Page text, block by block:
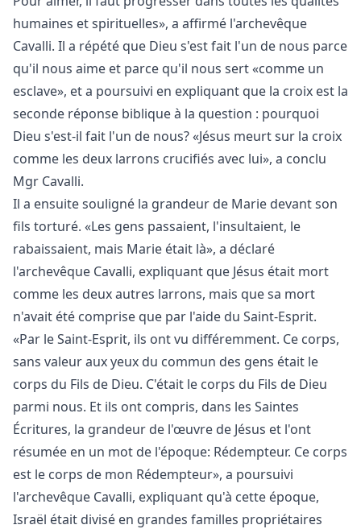
humaines et spirituelles», a affirmé l'archevêque
Cavalli. Il a répété que Dieu s'est fait l'un de nous parce
qu'il nous aime et parce qu'il nous sert «comme un
esclave», et a poursuivi en expliquant que la croix est la
seconde réponse biblique à la question : pourquoi
Dieu s'est-il fait l'un de nous? «Jésus meurt sur la croix
comme les deux larrons crucifiés avec lui», a conclu
Mgr Cavalli.
Il a ensuite souligné la grandeur de Marie devant son
fils torturé. «Les gens passaient, l'insultaient, le
rabaissaient, mais Marie était là», a déclaré
l'archevêque Cavalli, expliquant que Jésus était mort
comme les deux autres larrons, mais que sa mort
n'avait été comprise que par l'aide du Saint-Esprit.
«Par le Saint-Esprit, ils ont vu différemment. Ce corps,
sans valeur aux yeux du commun des gens était le
corps du Fils de Dieu. C'était le corps du Fils de Dieu
parmi nous. Et ils ont compris, dans les Saintes
Écritures, la grandeur de l'œuvre de Jésus et l'ont
résumée en un mot de l'époque: Rédempteur. Ce corps
est le corps de mon Rédempteur», a poursuivi
l'archevêque Cavalli, expliquant qu'à cette époque,
Israël était divisé en grandes familles propriétaires